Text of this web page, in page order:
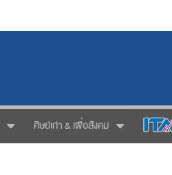
ศิษย์เก่า & เพื่อสังคม